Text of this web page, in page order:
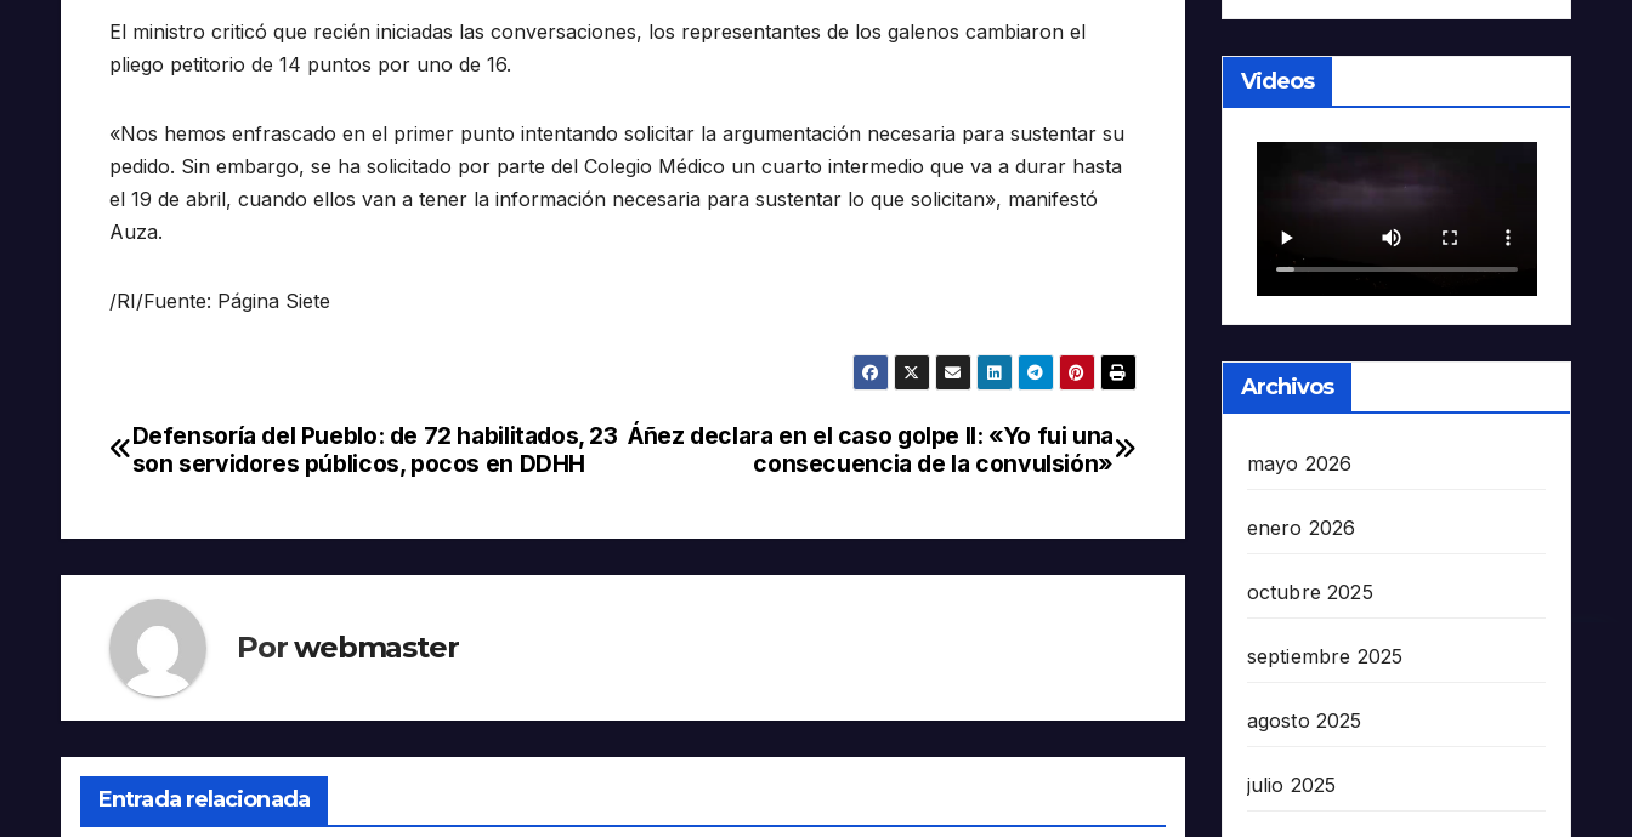
El ministro criticó que recién iniciadas las conversaciones, los representantes de los galenos cambiaron el
pliego petitorio de 14 puntos por uno de 16.
«Nos hemos enfrascado en el primer punto intentando solicitar la argumentación necesaria para sustentar su
pedido. Sin embargo, se ha solicitado por parte del Colegio Médico un cuarto intermedio que va a durar hasta
el 19 de abril, cuando ellos van a tener la información necesaria para sustentar lo que solicitan», manifestó
Auza.
/RI/Fuente: Página Siete
Navegación
entradas
Áñez declara en el caso golpe II: «Yo fui una
consecuencia de la convulsión»
Defensoría del Pueblo: de 72 habilitados, 23
son servidores públicos, pocos en DDHH
Porwebmaster
Entrada relacionada
Videos
Archivos
mayo 2026
enero 2026
octubre 2025
septiembre 2025
agosto 2025
julio 2025